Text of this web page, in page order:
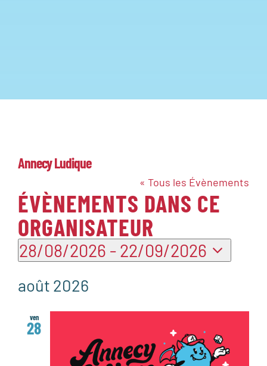
Annecy Ludique
« Tous les Évènements
ÉVÈNEMENTS DANS CE
ORGANISATEUR
28/08/2026 - 22/09/2026
une
août 2026
ven
28